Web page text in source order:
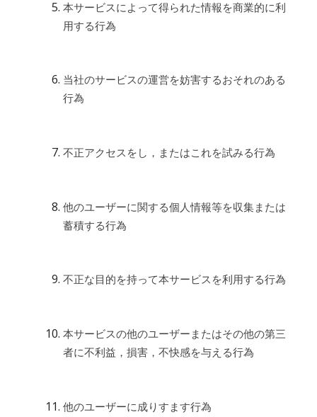
本サービスによって得られた情報を商業的に利
用する行為
当社のサービスの運営を妨害するおそれのある
行為
不正アクセスをし，またはこれを試みる行為
他のユーザーに関する個人情報等を収集または
蓄積する行為
不正な目的を持って本サービスを利用する行為
本サービスの他のユーザーまたはその他の第三
者に不利益，損害，不快感を与える行為
他のユーザーに成りすます行為